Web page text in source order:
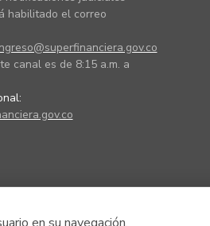
habilitado el correo
canal es de 8:15 a.m. a